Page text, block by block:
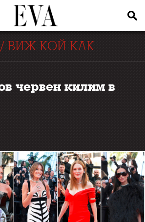
/ ВИЖ КОЙ КАК
червен килим в